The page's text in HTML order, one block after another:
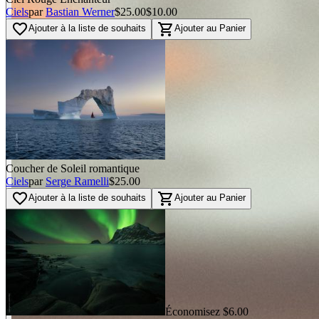
Cielspar Bastian Werner$25.00$10.00
favorite_borderAjouter à la liste de souhaits shopping_cart Ajouter au Panier
Coucher de Soleil romantique
Cielspar Serge Ramelli$25.00
favorite_borderAjouter à la liste de souhaits shopping_cart Ajouter au Panier
Économisez $6.00